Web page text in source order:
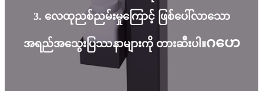
3. လေထုညစ်ညမ်းမှုကြောင့် ဖြစ်ပေါ်လာသော
အရည်အသွေးပြဿနာများကို တားဆီးပါ။ဂဟေ